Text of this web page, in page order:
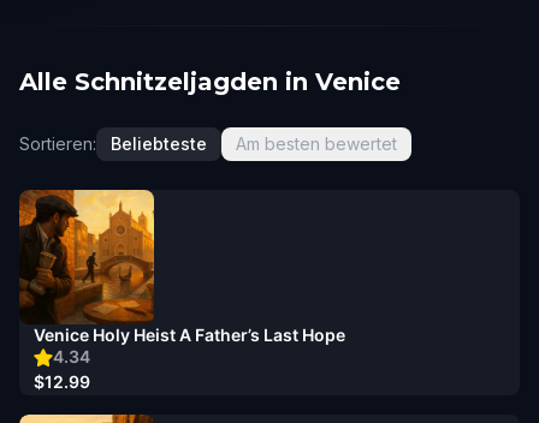
Alle Schnitzeljagden in Venice
Sortieren: Beliebteste Am besten bewertet
4.34
Venice Holy Heist A Father’s Last Hope
$12.99